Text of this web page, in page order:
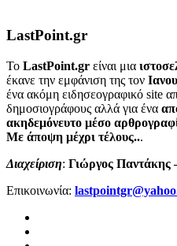
LastPoint.gr
To LastPoint.gr είναι μια
έκανε την εμφάνιση της τον
ένα ακόμη ειδησεογραφικό site
δημοσιογράφους αλλά για ένα
ακηδεμόνευτο μέσο
Με άποψη μέχρι τέλους...
Διαχείριση: Γιώργος Παντάκης
Επικοινωνία: